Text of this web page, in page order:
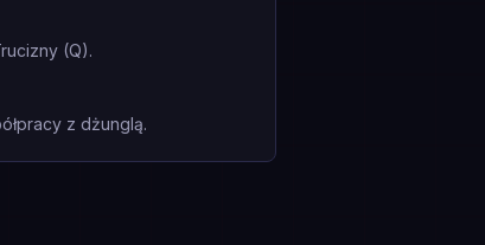
(Q).
z dżunglą.